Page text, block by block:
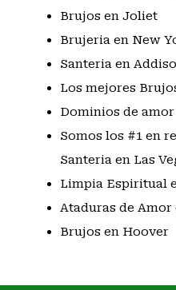
Brujos en Joliet
Brujeria en New
Santeria en
Los mejores
Dominios de
Somos los #1 en
Santeria en Las
Limpia Espiritual
Ataduras de
Brujos en Hoover